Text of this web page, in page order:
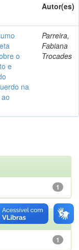
Autor(es)
o
e
na
Parreira,
Fabiana
Trocades
1
1